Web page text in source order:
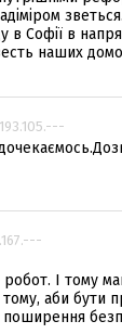
в Софії в
наших
І тому
аби бути